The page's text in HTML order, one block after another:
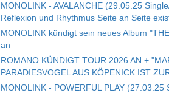
MONOLINK - AVALANCHE (29.05.25
Reflexion und Rhythmus Seite an Seite
MONOLINK kündigt sein neues Album
an
ROMANO KÜNDIGT TOUR 2026 AN +
PARADIESVOGEL AUS KÖPENICK IST
MONOLINK - POWERFUL PLAY